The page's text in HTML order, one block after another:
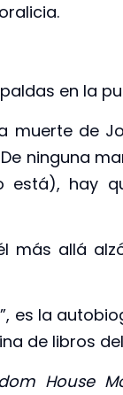
en la
muerte de
ninguna
está), hay
más allá
es la
de libros
House